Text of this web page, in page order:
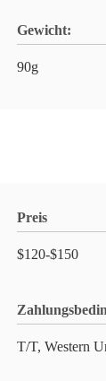
Gewicht:
90g
Preis
$120-$150
T/T, Western